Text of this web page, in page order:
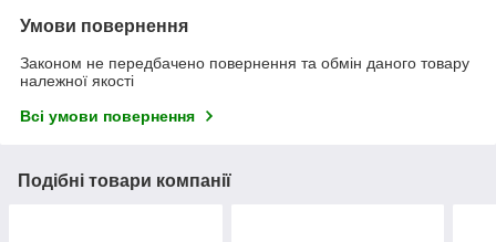
Умови повернення
Законом не передбачено повернення та обмін даного товару
належної якості
Всі умови повернення
Подібні товари компанії